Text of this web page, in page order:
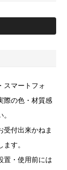
スマートフォ
際の色・材質感
受付出来かねま
す。
置・使用前には